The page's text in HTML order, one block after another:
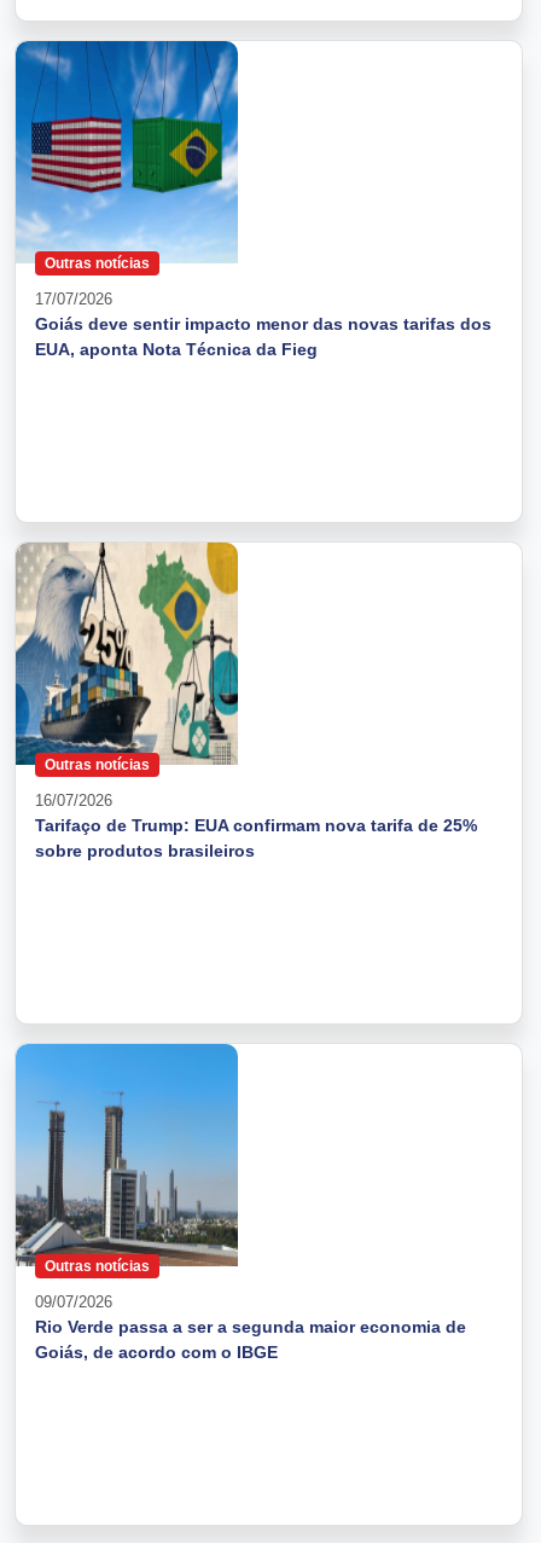
Outras notícias
17/07/2026
Goiás deve sentir impacto menor das novas tarifas dos
EUA, aponta Nota Técnica da Fieg
Outras notícias
16/07/2026
Tarifaço de Trump: EUA confirmam nova tarifa de 25%
sobre produtos brasileiros
Outras notícias
09/07/2026
Rio Verde passa a ser a segunda maior economia de
Goiás, de acordo com o IBGE